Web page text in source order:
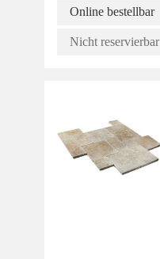
Online bestellbar
Nicht reservierbar